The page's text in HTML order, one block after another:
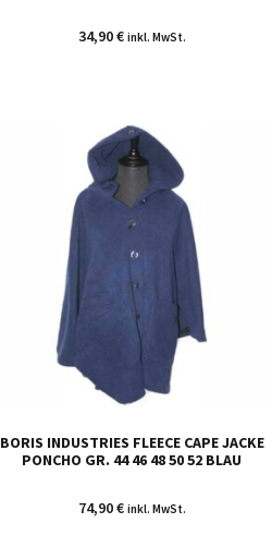
34,90€ inkl. MwSt.
BORIS INDUSTRIES FLEECE CAPE JACKE
PONCHO GR. 44 46 48 50 52 BLAU
74,90€ inkl. MwSt.